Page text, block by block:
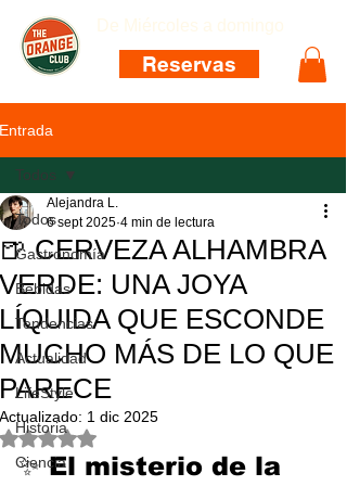
De Miércoles a domingo
Reservas
Entrada
Todos
Gastronomía
Bebidas
Tendencias
Actualidad
LifeStyle
Historia
Ciencia
Todos
🍺 CERVEZA ALHAMBRA
VERDE: UNA JOYA
LÍQUIDA QUE ESCONDE
MUCHO MÁS DE LO QUE
PARECE
Alejandra L.
6 sept 2025 4 min de lectura
Actualizado: 1 dic 2025
Obtuvo NaN de 5 estrellas.
✨ El misterio de la